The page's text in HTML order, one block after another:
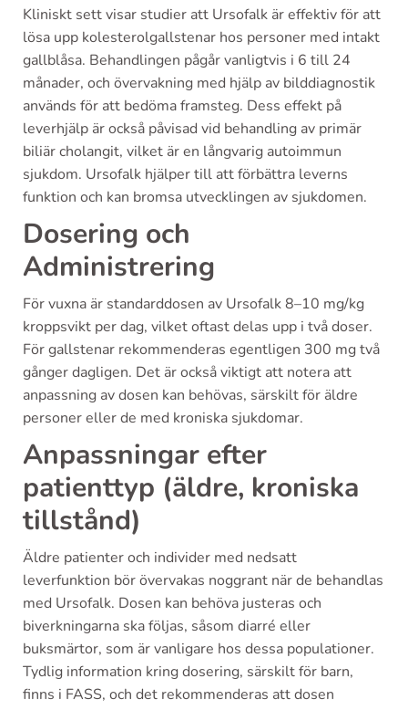
Kliniskt sett visar studier att Ursofalk är effektiv för att
lösa upp kolesterolgallstenar hos personer med intakt
gallblåsa. Behandlingen pågår vanligtvis i 6 till 24
månader, och övervakning med hjälp av bilddiagnostik
används för att bedöma framsteg. Dess effekt på
leverhjälp är också påvisad vid behandling av primär
biliär cholangit, vilket är en långvarig autoimmun
sjukdom. Ursofalk hjälper till att förbättra leverns
funktion och kan bromsa utvecklingen av sjukdomen.
Dosering och
Administrering
För vuxna är standarddosen av Ursofalk 8–10 mg/kg
kroppsvikt per dag, vilket oftast delas upp i två doser.
För gallstenar rekommenderas egentligen 300 mg två
gånger dagligen. Det är också viktigt att notera att
anpassning av dosen kan behövas, särskilt för äldre
personer eller de med kroniska sjukdomar.
Anpassningar efter
patienttyp (äldre, kroniska
tillstånd)
Äldre patienter och individer med nedsatt
leverfunktion bör övervakas noggrant när de behandlas
med Ursofalk. Dosen kan behöva justeras och
biverkningarna ska följas, såsom diarré eller
buksmärtor, som är vanligare hos dessa populationer.
Tydlig information kring dosering, särskilt för barn,
finns i FASS, och det rekommenderas att dosen